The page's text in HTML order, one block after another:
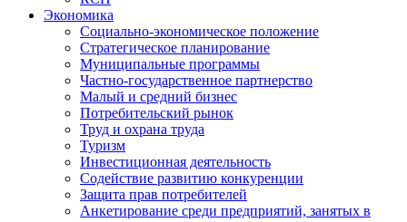
Экономика
Социально-экономическое положение
Стратегическое планирование
Муниципальные программы
Частно-государственное партнерство
Малый и средний бизнес
Потребительский рынок
Труд и охрана труда
Туризм
Инвестиционная деятельность
Содействие развитию конкуренции
Защита прав потребителей
Анкетирование среди предприятий, занятых в